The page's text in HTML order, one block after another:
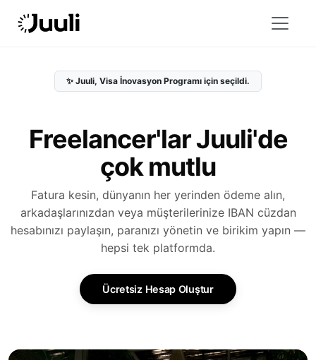
✨ Juuli, Visa İnovasyon Programı için seçildi.
Freelancer'lar Juuli'de
çok mutlu
Fatura kesin, dünyanın her yerinden ödeme alın,
arkadaşlarınızdan veya müşterilerinize IBAN cüzdan
hesabınızı paylaşın, paranızı yönetin ve birikim yapın —
hepsi tek platformda.
Ücretsiz Hesap Oluştur